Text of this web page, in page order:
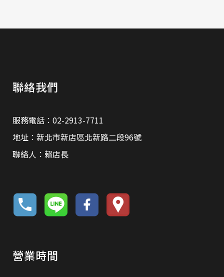
聯絡我們
服務電話：02-2913-7711
地址：新北市新店區北新路二段96號
聯絡人：賴店長
營業時間